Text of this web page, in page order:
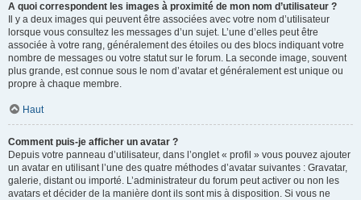
A quoi correspondent les images à proximité de mon nom d’utilisateur ?
Il y a deux images qui peuvent être associées avec votre nom d’utilisateur
lorsque vous consultez les messages d’un sujet. L’une d’elles peut être
associée à votre rang, généralement des étoiles ou des blocs indiquant votre
nombre de messages ou votre statut sur le forum. La seconde image, souvent
plus grande, est connue sous le nom d’avatar et généralement est unique ou
propre à chaque membre.
Haut
Comment puis-je afficher un avatar ?
Depuis votre panneau d’utilisateur, dans l’onglet « profil » vous pouvez ajouter
un avatar en utilisant l’une des quatre méthodes d’avatar suivantes : Gravatar,
galerie, distant ou importé. L’administrateur du forum peut activer ou non les
avatars et décider de la manière dont ils sont mis à disposition. Si vous ne